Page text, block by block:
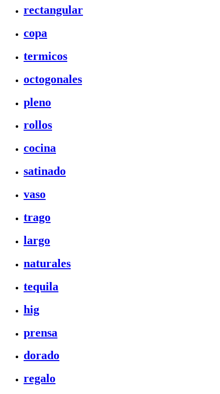
rectangular
copa
termicos
octogonales
pleno
rollos
cocina
satinado
vaso
trago
largo
naturales
tequila
hig
prensa
dorado
regalo